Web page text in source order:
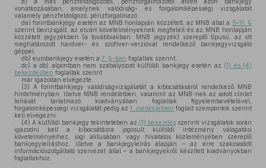
vonatkozásában, amelynek valódiság- és forgalomképességi vizsgálatát
valamely pénzfeldolgozó, pénzforgalmazó
da) forintbankjegy esetén az MNB honlapján közzétett, az MNB által a 9–11. §
szerint bevizsgált, az elvárt követelményeknek megfelelt és az MNB honlapján
közzétett jegyzékben (a továbbiakban: MNB jegyzék) szereplő típusú, az ott
meghatározott hardver- és szoftver-verzióval rendelkező bankjegyvizsgáló
géppel,
db) eurobankjegy esetén a 7. §-ban foglaltak szerint,
dc) a db) alpontban nem szabályozott külföldi bankjegy esetén az (1) és (4)
bekezdésben foglaltak szerint
már igazoltan elvégezte.
(3) A forintbankjegy valódiságvizsgálatát a kibocsátásáról rendelkező MNB
hirdetményben, illetve MNB rendeletben, valamint az MNB-nek az adott címlet
leírását tartalmazó kiadványában foglaltak figyelembevételével,
forgalomképességi vizsgálatát pedig az 1. mellékletben foglalt szempontok szerint
kell elvégezni.
(4) A külföldi bankjegy tekintetében az (1) bekezdésszerinti vizsgálatok során
igazodni kell a kibocsátásra jogosult külföldi intézmény válogatási
követelményeihez, jogi aktusában vagy hivatalos közleményében szereplő
bankjegyleíráshoz, illetve a bankjegyleírás alapján – az erre szakosodott
információszolgáltató szervezet által – a bankjegyekről készített kiadványokban
foglaltakhoz.